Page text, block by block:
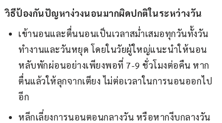
วิธีป้องกันปัญหาง่วงนอนมากผิดปกติในระหว่างวัน
เข้านอนและตื่นนอนเป็นเวลาสม่ำเสมอทุกวันทั้งวัน
ทำงานและวันหยุด โดยในวัยผู้ใหญ่แนะนำให้นอน
หลับพักผ่อนอย่างเพียงพอที่ 7-9 ชั่วโมงต่อคืน หาก
ตื่นแล้วให้ลุกจากเตียง ไม่ต่อเวลาในการนอนออกไป
อีก
หลีกเลี่ยงการนอนตอนกลางวัน หรือหากงีบกลางวัน